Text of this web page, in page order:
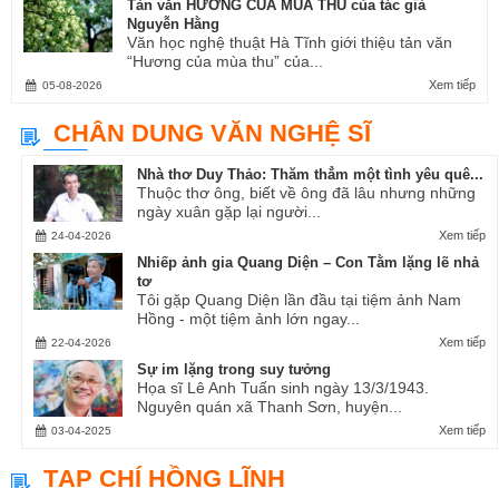
Tản văn HƯƠNG CỦA MÙA THU của tác giả
Nguyễn Hằng
Văn học nghệ thuật Hà Tĩnh giới thiệu tản văn
“Hương của mùa thu” của...
Xem tiếp
05-08-2026
CHÂN DUNG VĂN NGHỆ SĨ
Nhà thơ Duy Thảo: Thăm thẳm một tình yêu quê...
Thuộc thơ ông, biết về ông đã lâu nhưng những
ngày xuân gặp lại người...
Xem tiếp
24-04-2026
Nhiếp ảnh gia Quang Diện – Con Tằm lặng lẽ nhả
tơ
Tôi gặp Quang Diện lần đầu tại tiệm ảnh Nam
Hồng - một tiệm ảnh lớn ngay...
Xem tiếp
22-04-2026
Sự im lặng trong suy tưởng
Họa sĩ Lê Anh Tuấn sinh ngày 13/3/1943.
Nguyên quán xã Thanh Sơn, huyện...
Xem tiếp
03-04-2025
TẠP CHÍ HỒNG LĨNH